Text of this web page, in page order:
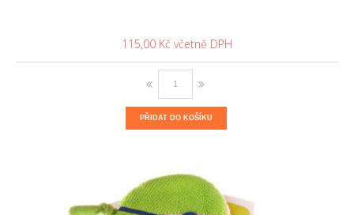
115,00 Kč
PŘIDAT DO KOŠÍKU